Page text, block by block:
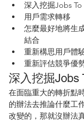
深入挖掘Jobs
用戶需求轉移
怎麼最好地將生
結合
重新構思用戶體
重新評估競爭優
深入挖掘Jobs
在面臨重大的轉折點
的辦法去推論什麼工
改變的，那就沒辦法